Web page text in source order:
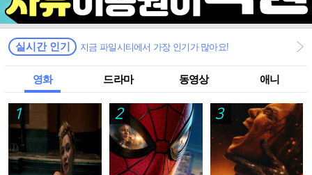
실시간 인기 지금 파일시티에서 가장 인기가 많아요!
영화 드라마 동영상 애니
1 2 3